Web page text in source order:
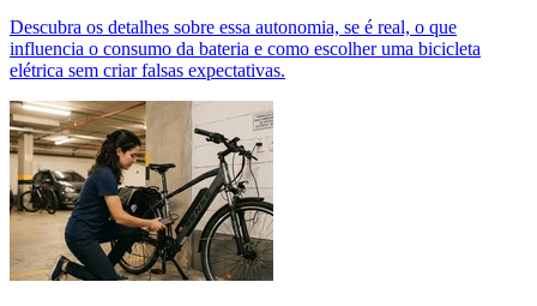
Descubra os detalhes sobre essa autonomia, se é real, o que
influencia o consumo da bateria e como escolher uma bicicleta
elétrica sem criar falsas expectativas.